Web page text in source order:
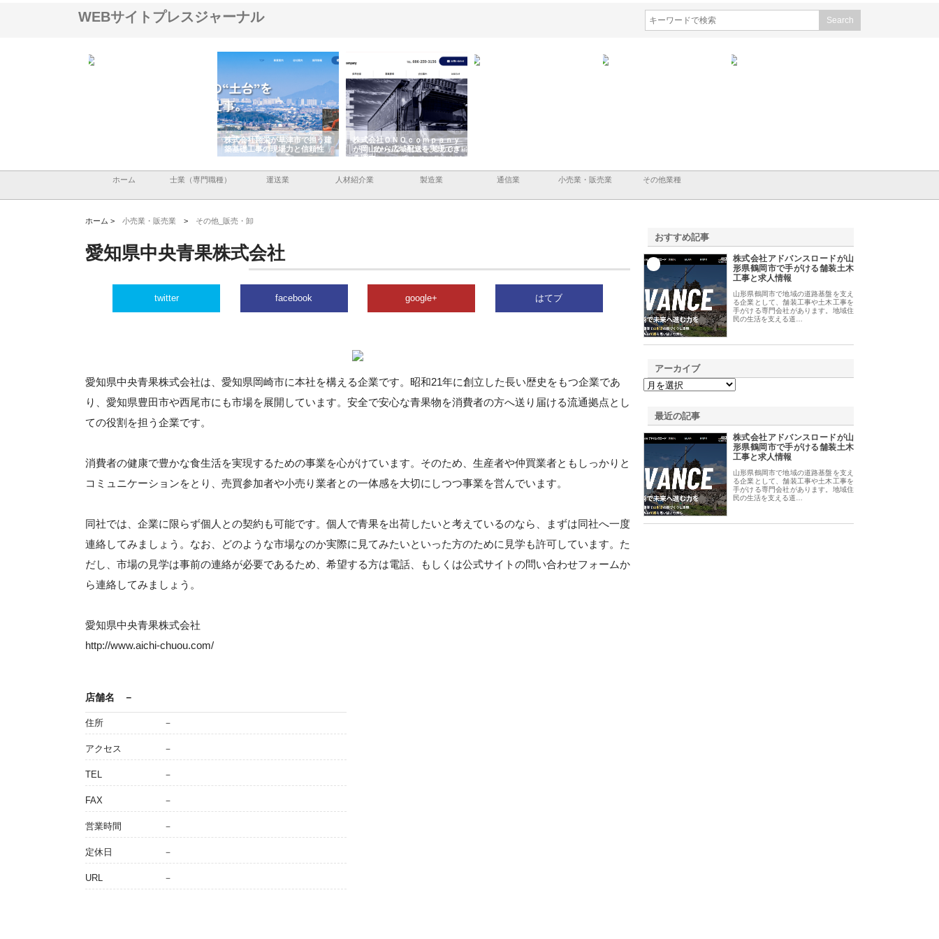
WEBサイトプレスジャーナル
株式会社翔栄が草津市で担う建
築基礎工事の現場力と信頼性
株式会社ＯＮＯｃｏｍｐａｎｙ
が岡山から広域配送を実現でき
る理由
ホーム 士業（専門職種） 運送業 人材紹介業 製造業 通信業 小売業・販売業 その他業種
ホーム > 小売業・販売業 > その他_販売・卸
愛知県中央青果株式会社
twitter facebook google+ はてブ
愛知県中央青果株式会社は、愛知県岡崎市に本社を構える企業です。昭和21年に創立した長い歴史をもつ企業であ
り、愛知県豊田市や西尾市にも市場を展開しています。安全で安心な青果物を消費者の方へ送り届ける流通拠点とし
ての役割を担う企業です。
消費者の健康で豊かな食生活を実現するための事業を心がけています。そのため、生産者や仲買業者ともしっかりと
コミュニケーションをとり、売買参加者や小売り業者との一体感を大切にしつつ事業を営んでいます。
同社では、企業に限らず個人との契約も可能です。個人で青果を出荷したいと考えているのなら、まずは同社へ一度
連絡してみましょう。なお、どのような市場なのか実際に見てみたいといった方のために見学も許可しています。た
だし、市場の見学は事前の連絡が必要であるため、希望する方は電話、もしくは公式サイトの問い合わせフォームか
ら連絡してみましょう。
愛知県中央青果株式会社
http://www.aichi-chuou.com/
店舗名 －
住所 －
アクセス －
TEL －
FAX －
営業時間 －
定休日 －
URL －
おすすめ記事
株式会社アドバンスロードが山
形県鶴岡市で手がける舗装土木
工事と求人情報
山形県鶴岡市で地域の道路基盤を支え
る企業として、舗装工事や土木工事を
手がける専門会社があります。地域住
民の生活を支える道…
アーカイブ
最近の記事
株式会社アドバンスロードが山
形県鶴岡市で手がける舗装土木
工事と求人情報
山形県鶴岡市で地域の道路基盤を支え
る企業として、舗装工事や土木工事を
手がける専門会社があります。地域住
民の生活を支える道…